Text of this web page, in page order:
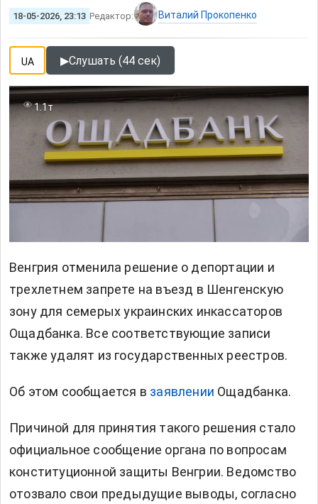
18-05-2026, 23:13 Редактор: Виталий Прокопенко
UA ▶Слушать (44 сек)
1.1т
Венгрия отменила решение о депортации и
трехлетнем запрете на въезд в Шенгенскую
зону для семерых украинских инкассаторов
Ощадбанка. Все соответствующие записи
также удалят из государственных реестров.
Об этом сообщается в заявлении Ощадбанка.
Причиной для принятия такого решения стало
официальное сообщение органа по вопросам
конституционной защиты Венгрии. Ведомство
отозвало свои предыдущие выводы, согласно